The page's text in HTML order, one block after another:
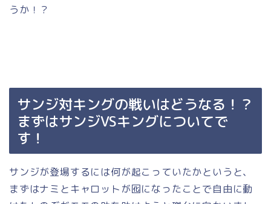
うか！？
サンジ対キングの戦いはどうなる！？
まずはサンジVSキングについてで
す！
サンジが登場するには何が起こっていたかというと、
まずはナミとキャロットが囮になったことで自由に動